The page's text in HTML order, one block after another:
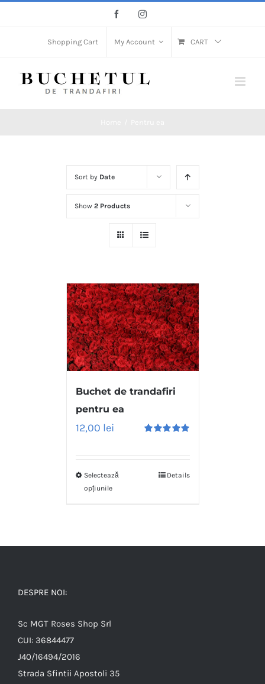
FacebookInstagram
Shopping Cart My Account CART
Sort by Date
Show 2 Products
Buchet de trandafiri
pentru ea
12,00 lei
Selectează
opțiunile
Details
DESPRE NOI:
Sc MGT Roses Shop Srl
CUI: 36844477
J40/16494/2016
Strada Sfintii Apostoli 35